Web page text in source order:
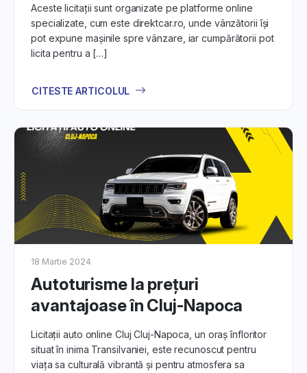
Aceste licitații sunt organizate pe platforme online
specializate, cum este direktcar.ro, unde vânzătorii își
pot expune mașinile spre vânzare, iar cumpărătorii pot
licita pentru a […]
CITESTE ARTICOLUL
18 Martie 2024
Autoturisme la prețuri
avantajoase în Cluj-Napoca
Licitații auto online Cluj Cluj-Napoca, un oraș înfloritor
situat în inima Transilvaniei, este recunoscut pentru
viața sa culturală vibrantă și pentru atmosfera sa